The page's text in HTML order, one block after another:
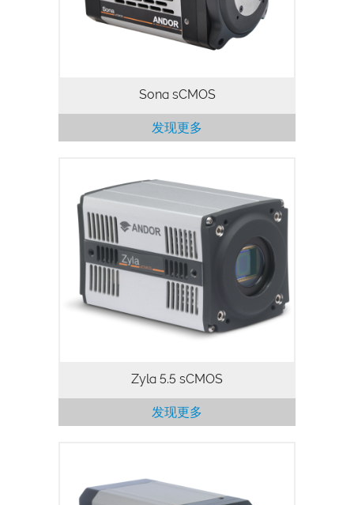
of sensitivity, speed and resolution for optimal…
Sona sCMOS
发现更多
Zyla 5.5 is a large field of view, high
resolution 5.5 megapixel sCMOS
camera, ideal for research and OEM
usage. Zyla 5.5 offers a 100 fps frame
rate and ultra-low noise performance,…
Zyla 5.5 sCMOS
发现更多